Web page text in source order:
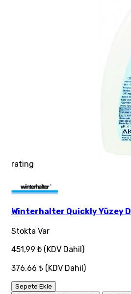
rating
Winterhalter Quickly Yüzey
Stokta Var
451,99 ₺ (KDV Dahil)
376,66 ₺ (KDV Dahil)
Sepete Ekle